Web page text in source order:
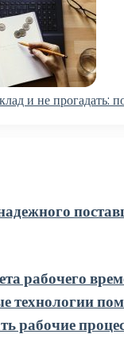
и не прогадать:
рабочего
технологии
рабочие